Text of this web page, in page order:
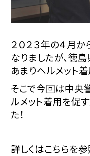
２０２３年の４月
なりましたが、徳
あまりヘルメット
そこで今回は中央
ルメット着用を促
た！
詳しくはこちらを